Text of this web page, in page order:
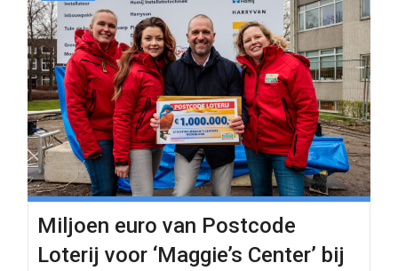
Miljoen euro van Postcode
Loterij voor ‘Maggie’s Center’ bij